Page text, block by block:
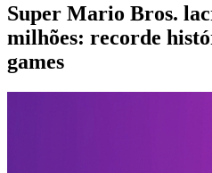
Super Mario Bros.
milhões: recorde
games